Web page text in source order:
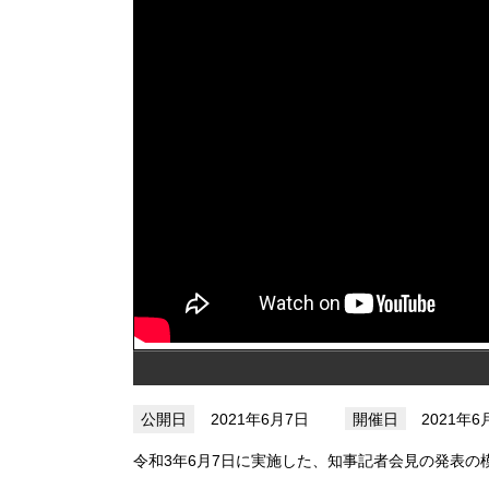
2021年6月7日 2021年6
令和3年6月7日に実施した、知事記者会見の発表の